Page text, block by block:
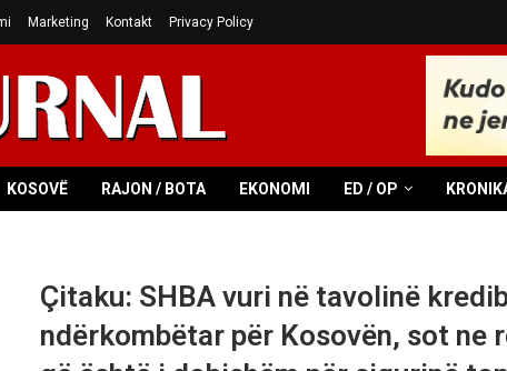
Marketing Kontakt Privacy Policy
KOSOVË RAJON / BOTA EKONOMI ED / OP
Çitaku: SHBA vuri në tavolinë
ndërkombëtar për Kosovën, sot ne